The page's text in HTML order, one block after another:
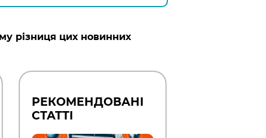
різниця цих новинних
РЕКОМЕНДОВАНІ
СТАТТІ